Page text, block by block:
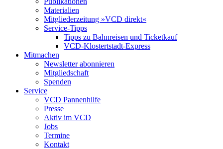
Materialien
Mitgliederzeitung »VCD direkt«
Service-Tipps
Tipps zu Bahnreisen und Ticketkauf
VCD-Klostertstadt-Express
Mitmachen
Newsletter abonnieren
Mitgliedschaft
Spenden
Service
VCD Pannenhilfe
Presse
Aktiv im VCD
Jobs
Termine
Kontakt